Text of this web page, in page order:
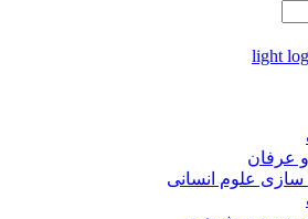
و عرفان
علوم انسانی